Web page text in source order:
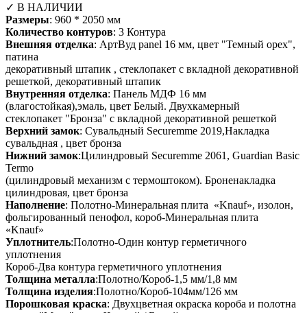
✓ В НАЛИЧИИ
Размеры: 960 * 2050 мм
Количество контуров: 3 Контура
Внешняя отделка: АртВуд panel 16 мм, цвет "Темный орех",
патина
декоративный штапик , стеклопакет с вкладной декоративной
решеткой, декоративный штапик
Внутренняя отделка: Панель МДФ 16 мм
(влагостойкая),эмаль, цвет Белый. Двухкамерный
стеклопакет "Бронза" с вкладной декоративной решеткой
Верхний замок: Сувальдный Securemme 2019,Накладка
сувальдная , цвет бронза
Нижний замок:Цилиндровый Securemme 2061, Guardian Basic
Termo
(цилиндровый механизм с термоштоком). Броненакладка
цилиндровая, цвет бронза
Наполнение: Полотно-Минеральная плита «Knauf», изолон,
фольгированный пенофол, короб-Минеральная плита
«Knauf»
Уплотнитель:Полотно-Один контур герметичного
уплотнения
Короб-Два контура герметичного уплотнения
Толщина металла:Полотно/Короб-1,5 мм/1,8 мм
Толщина изделия:Полотно/Короб-104мм/126 мм
Порошковая краска: Двухцветная окраска короба и полотна